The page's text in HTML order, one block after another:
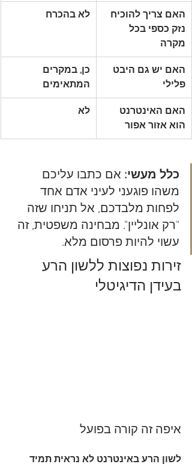
האם צריך להוכיח
נזק כספי בכל
מקרה
לא בהכרח
האם יש גם היבט
פלילי
כן, במקרים
המתאימים
האם האינטרנט
הוא אזור אפור
לא
כלל מעשי: אם כתבו עליכם
משהו פוגעני לעיני אדם אחד
לפחות מלבדכם, אל תניחו שזה
"רק אונליין". מבחינה משפטית, זה
עשוי להיות פרסום מלא.
זירות נפוצות ללשון הרע
בעידן הדיגיטלי
איפה זה קורה בפועל
לשון הרע באינטרנט לא נראית תמיד